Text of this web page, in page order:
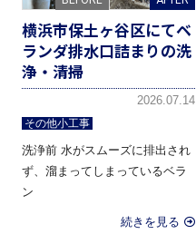
横浜市保土ヶ谷区にてベ
ランダ排水口詰まりの洗
浄・清掃
2026.07.14
その他小工事
洗浄前 水がスムーズに排出され
ず、溜まってしまっているベラ
ン
続きを見る